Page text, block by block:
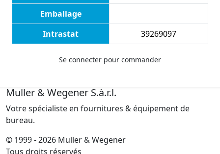
Emballage
Intrastat
39269097
Se connecter pour commander
Muller & Wegener S.à.r.l.
Votre spécialiste en fournitures & équipement de
bureau.
© 1999 - 2026 Muller & Wegener
Tous droits réservés